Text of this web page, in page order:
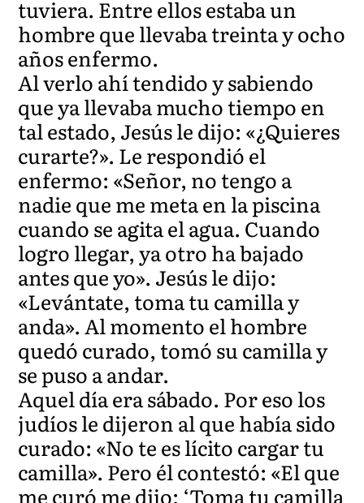
tuviera. Entre ellos estaba un
hombre que llevaba treinta y ocho
años enfermo.
Al verlo ahí tendido y sabiendo
que ya llevaba mucho tiempo en
tal estado, Jesús le dijo: «¿Quieres
curarte?». Le respondió el
enfermo: «Señor, no tengo a
nadie que me meta en la piscina
cuando se agita el agua. Cuando
logro llegar, ya otro ha bajado
antes que yo». Jesús le dijo:
«Levántate, toma tu camilla y
anda». Al momento el hombre
quedó curado, tomó su camilla y
se puso a andar.
Aquel día era sábado. Por eso los
judíos le dijeron al que había sido
curado: «No te es lícito cargar tu
camilla». Pero él contestó: «El que
me curó me dijo: ‘Toma tu camilla